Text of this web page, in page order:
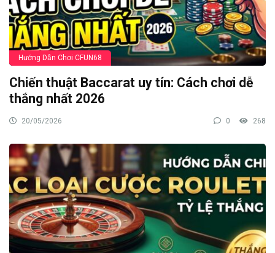
Hướng Dẫn Chơi CFUN68
Chiến thuật Baccarat uy tín: Cách chơi dễ
thắng nhất 2026
20/05/2026 0 268